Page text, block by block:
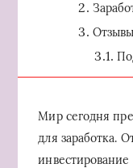
Отзывы
Мир сегодня
для заработка.